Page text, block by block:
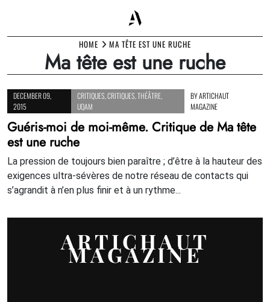
content
HOME MA TÊTE EST UNE RUCHE
Ma tête est une ruche
DECEMBER 09,
2015
CRITIQUES ,CRITIQUES ,THÉÂTRE
UQAM
BYARTICHAUT
MAGAZINE
Guéris-moi de moi-même. Critique de Ma tête
est une ruche
La pression de toujours bien paraître ; d’être à la hauteur des
exigences ultra-sévères de notre réseau de contacts qui
s’agrandit à n’en plus finir et à un rythme...
ARTICHAUT
MAGAZINE